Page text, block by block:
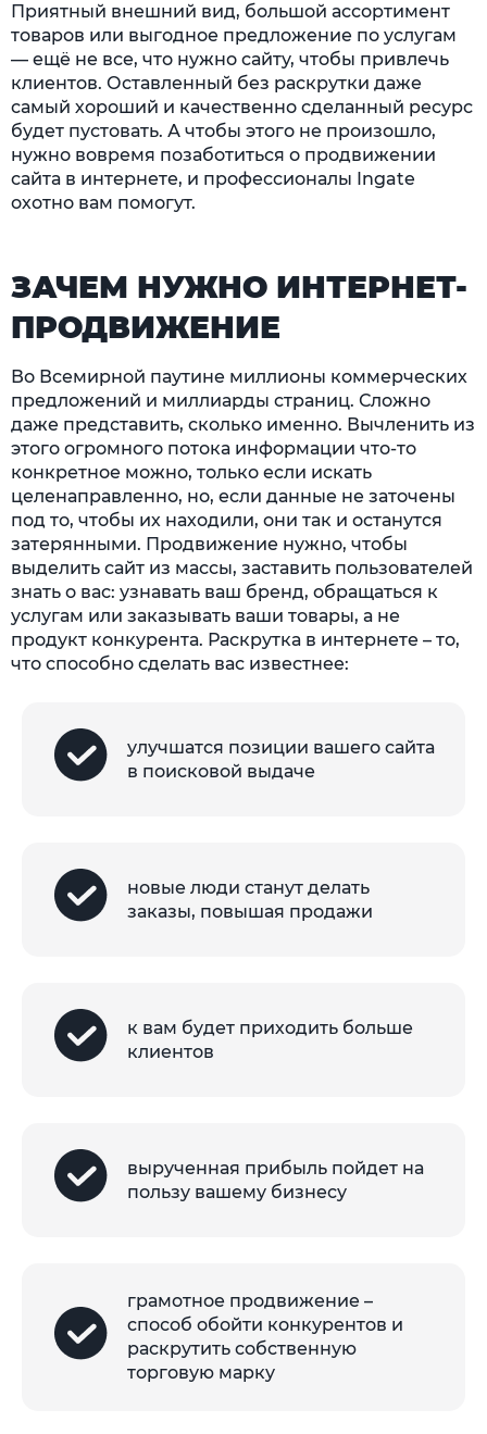
Приятный внешний вид, большой ассортимент
товаров или выгодное предложение по услугам
— ещё не все, что нужно сайту, чтобы привлечь
клиентов. Оставленный без раскрутки даже
самый хороший и качественно сделанный ресурс
будет пустовать. А чтобы этого не произошло,
нужно вовремя позаботиться о продвижении
сайта в интернете, и профессионалы Ingate
охотно вам помогут.
ЗАЧЕМ НУЖНО ИНТЕРНЕТ-
ПРОДВИЖЕНИЕ
Во Всемирной паутине миллионы коммерческих
предложений и миллиарды страниц. Сложно
даже представить, сколько именно. Вычленить из
этого огромного потока информации что-то
конкретное можно, только если искать
целенаправленно, но, если данные не заточены
под то, чтобы их находили, они так и останутся
затерянными. Продвижение нужно, чтобы
выделить сайт из массы, заставить пользователей
знать о вас: узнавать ваш бренд, обращаться к
услугам или заказывать ваши товары, а не
продукт конкурента. Раскрутка в интернете – то,
что способно сделать вас известнее:
улучшатся позиции вашего сайта
в поисковой выдаче
новые люди станут делать
заказы, повышая продажи
к вам будет приходить больше
клиентов
вырученная прибыль пойдет на
пользу вашему бизнесу
грамотное продвижение –
способ обойти конкурентов и
раскрутить собственную
торговую марку